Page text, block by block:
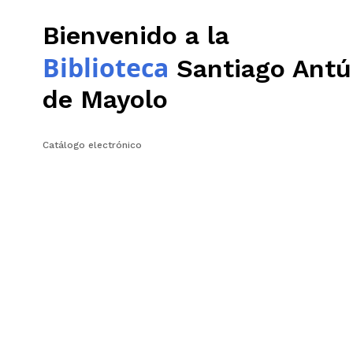
Bienvenido a la
Biblioteca Santiago
de Mayolo
Catálogo electrónico